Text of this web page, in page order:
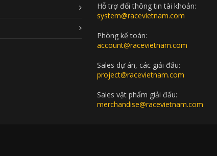
Hỗ trợ đổi thông tin tài khoản:
system@racevietnam.com
Phòng kế toán:
account@racevietnam.com
Sales dự án, các giải đấu:
project@racevietnam.com
Sales vật phẩm giải đấu:
merchandise@racevietnam.com